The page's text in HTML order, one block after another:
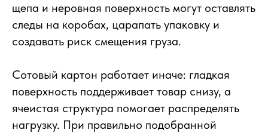
щепа и неровная поверхность могут оставлять
следы на коробах, царапать упаковку и
создавать риск смещения груза.
Сотовый картон работает иначе: гладкая
поверхность поддерживает товар снизу, а
ячеистая структура помогает распределять
нагрузку. При правильно подобранной